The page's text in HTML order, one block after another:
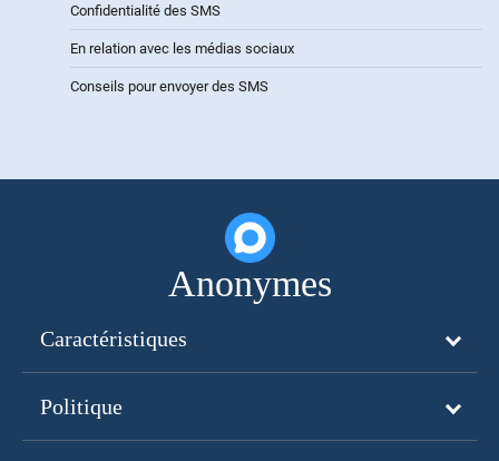
Confidentialité des SMS
En relation avec les médias sociaux
Conseils pour envoyer des SMS
Anonymes
Caractéristiques
Politique